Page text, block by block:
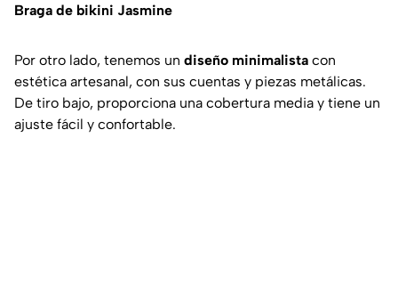
Braga de bikini Jasmine
Por otro lado, tenemos un diseño minimalista con
estética artesanal, con sus cuentas y piezas metálicas.
De tiro bajo, proporciona una cobertura media y tiene un
ajuste fácil y confortable.